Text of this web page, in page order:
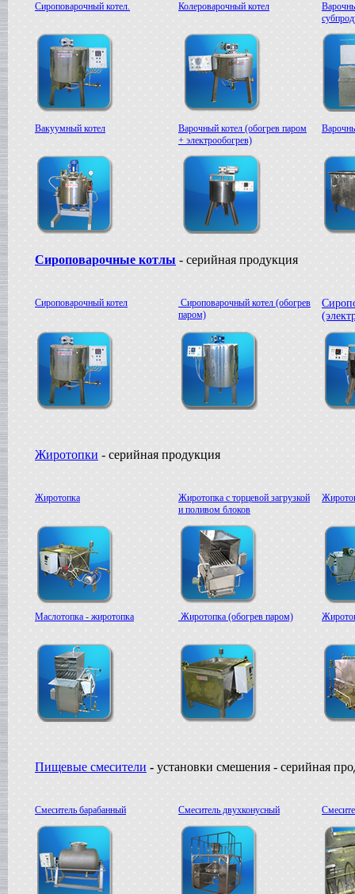
Сироповарочный котел. Колероварочный котел
Вакуумный котел
Варочный котел (обогрев паром
+ электрообогрев)
Сироповарочные котлы - серийная продукция
Сироповарочный котел
Сироповарочный котел (обогрев
паром)
Жиротопки - серийная продукция
Жиротопка
Жиротопка с торцевой загрузкой
и поливом блоков
Маслотопка - жиротопка Жиротопка (обогрев паром)
Пищевые смесители - установки смешения - серийная
Смеситель барабанный Смеситель двухконусный